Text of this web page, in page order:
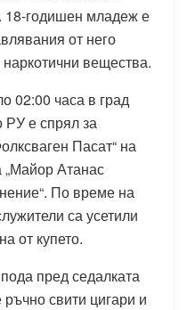
18-годишен младеж е
от него
вещества.
02:00 часа в град
РУ е спрял за
Пасат“ на
Атанас
По време на
са усетили
от купето.
пред седалката
свити цигари и